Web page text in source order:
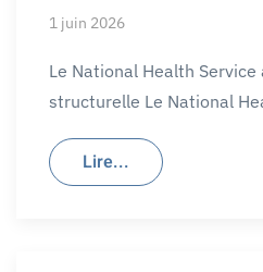
1 juin 2026
Le National Health
structurelle Le National
Lire...